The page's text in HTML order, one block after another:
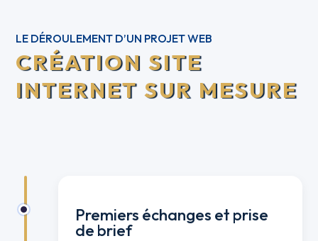
LE DÉROULEMENT D’UN PROJET WEB
CRÉATION SITE
INTERNET SUR MESURE
Premiers échanges et prise
de brief